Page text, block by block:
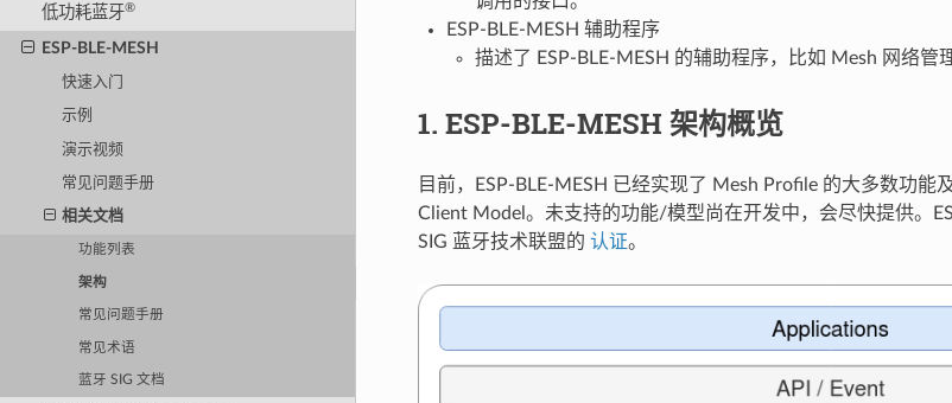
低功耗蓝牙®
ESP-BLE-MESH
快速入门
示例
演示视频
常见问题手册
相关文档
功能列表
架构
常见问题手册
常见术语
蓝牙 SIG 文档
ESP-BLE-MESH 辅助程序
描述了 ESP-BLE-MESH 的辅助程序，比如 Mesh 网络管
1. ESP-BLE-MESH 架构概览
目前，ESP-BLE-MESH 已经实现了 Mesh Profile 的大多数功能
Client Model。未支持的功能/模型尚在开发中，会尽快提供。
SIG 蓝牙技术联盟的 认证。